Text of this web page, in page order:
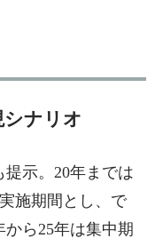
シナリオ
示。20年までは
施期間とし、で
ら25年は集中期